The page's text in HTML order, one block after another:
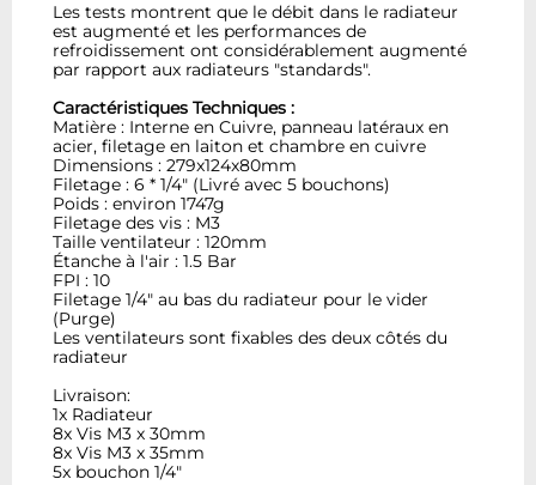
Les tests montrent que le débit dans le radiateur
est augmenté et les performances de
refroidissement ont considérablement augmenté
par rapport aux radiateurs "standards".
Caractéristiques Techniques :
Matière : Interne en Cuivre, panneau latéraux en
acier, filetage en laiton et chambre en cuivre
Dimensions : 279x124x80mm
Filetage : 6 * 1/4" (Livré avec 5 bouchons)
Poids : environ 1747g
Filetage des vis : M3
Taille ventilateur : 120mm
Étanche à l'air : 1.5 Bar
FPI : 10
Filetage 1/4" au bas du radiateur pour le vider
(Purge)
Les ventilateurs sont fixables des deux côtés du
radiateur
Livraison:
1x Radiateur
8x Vis M3 x 30mm
8x Vis M3 x 35mm
5x bouchon 1/4"